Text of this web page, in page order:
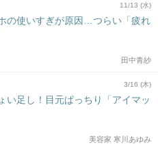
11/13 (水)
の使いすぎが原因…つらい「疲れ
田中青紗
3/16 (木)
い足し！目元ぱっちり「アイマッ
美容家 寒川あゆみ